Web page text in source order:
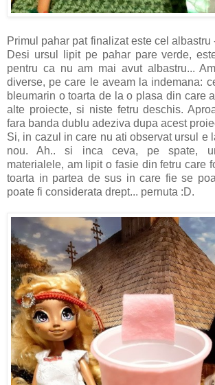
Primul pahar pat finalizat este cel albastru
Desi ursul lipit pe pahar pare verde,
pentru ca nu am mai avut albastru...
diverse, pe care le aveam la indemana:
bleumarin o toarta de la o plasa din care
alte proiecte, si niste fetru deschis.
fara banda dublu adeziva dupa acest
Si, in cazul in care nu ati observat ursul e
nou. Ah.. si inca ceva, pe spate,
materialele, am lipit o fasie din fetru care
toarta in partea de sus in care fie se
poate fi considerata drept... pernuta :D.